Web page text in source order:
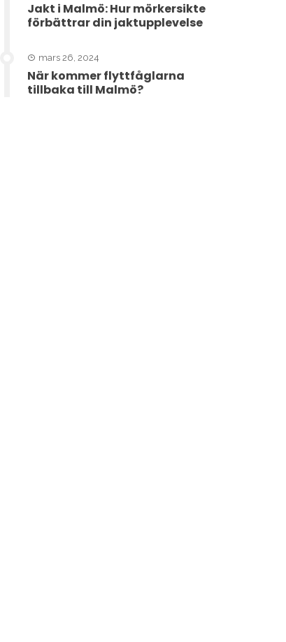
Jakt i Malmö: Hur mörkersikte
förbättrar din jaktupplevelse
mars 26, 2024
När kommer flyttfåglarna
tillbaka till Malmö?